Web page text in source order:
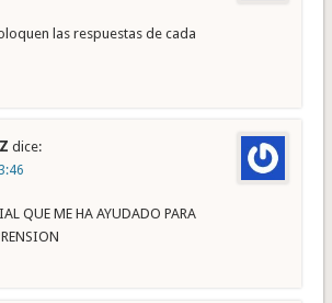
las respuestas de cada
dice:
QUE ME HA AYUDADO PARA